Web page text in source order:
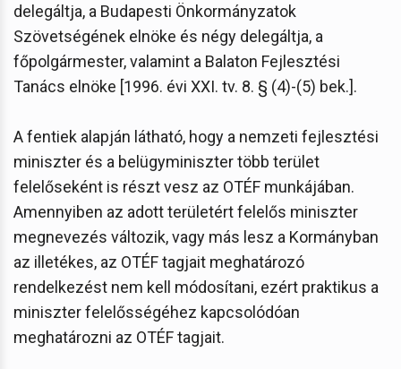
delegáltja, a Budapesti Önkormányzatok
Szövetségének elnöke és négy delegáltja, a
főpolgármester, valamint a Balaton Fejlesztési
Tanács elnöke [1996. évi XXI. tv. 8. § (4)-(5) bek.].
A fentiek alapján látható, hogy a nemzeti fejlesztési
miniszter és a belügyminiszter több terület
felelőseként is részt vesz az OTÉF munkájában.
Amennyiben az adott területért felelős miniszter
megnevezés változik, vagy más lesz a Kormányban
az illetékes, az OTÉF tagjait meghatározó
rendelkezést nem kell módosítani, ezért praktikus a
miniszter felelősségéhez kapcsolódóan
meghatározni az OTÉF tagjait.